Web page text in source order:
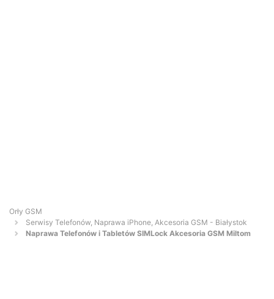
Orły GSM
Serwisy Telefonów, Naprawa iPhone, Akcesoria GSM - Białystok
Naprawa Telefonów i Tabletów SIMLock Akcesoria GSM Miltom